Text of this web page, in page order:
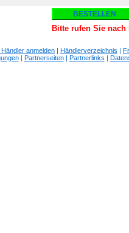
Bitte rufen Sie
anmelden | Händlerverzeichnis |
| Partnerseiten| Partnerlinks |